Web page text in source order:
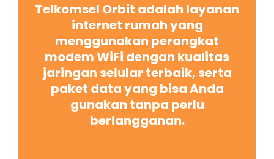
Telkomsel Orbit adalah layanan
internet rumah yang
menggunakan perangkat
modem WiFi dengan kualitas
jaringan selular terbaik, serta
paket data yang bisa Anda
gunakan tanpa perlu
berlangganan.